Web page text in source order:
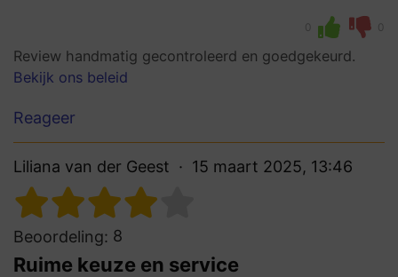
0 0
Review handmatig gecontroleerd en goedgekeurd.
Bekijk ons beleid
Reageer
Liliana van der Geest 15 maart 2025, 13:46
Beoordeling: 8
Ruime keuze en service